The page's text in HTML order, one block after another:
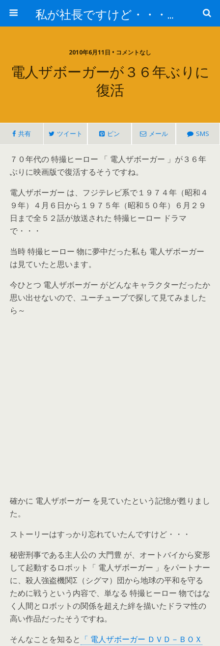
私が社長ですけど・・・何か!?
2010年6月11日 • コメントなし
電人ザボーガーが３６年ぶりに
復活
共有 ツイート ピン メール SMS
７０年代の 特撮ヒーロー 「 電人ザボーガー 」が３６年
ぶりに映画版で復活するそうですね。
電人ザボーガー は、フジテレビ系で１９７４年（昭和４
９年）４月６日から１９７５年（昭和５０年）６月２９
日まで全５２話が放送された 特撮ヒーロー ドラマ
で・・・
当時 特撮ヒーロー 物に夢中だった私も 電人ザボーガー
は見ていたと思います。
今ひとつ 電人ザボーガー がどんなキャラクターだったか
思い出せないので、ユーチューブで探して見てみました
ら～
確かに 電人ザボーガー を見ていたという記憶が甦りまし
た。
ストーリーはすっかり忘れていたんですけど・・・
秘密刑事である主人公の 大門豊 が、オートバイから変形
して起動するロボット「 電人ザボーガー 」をパートナー
に、殺人強盗機関Σ（シグマ）団から地球の平和を守る
ために戦うという内容で、単なる 特撮ヒーロー 物ではな
く人間とロボットの関係を超えた絆を描いたドラマ性の
高い作品だったそうですね。
そんなことを知ると 「 電人ザボーガー ＤＶＤ－ＢＯＸ